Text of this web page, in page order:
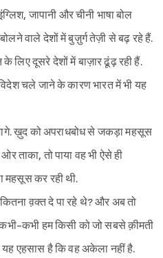
जापानी और चीनी भाषा बोल
वाले देशों में बुज़ुर्ग तेज़ी से बढ़ रहे हैं.
के लिए दूसरे देशों में बाज़ार ढूंढ़ रही हैं.
चले जाने के कारण भारत में भी यह
ख़ुद को अपराधबोध से जकड़ा महसूस
ताका, तो पाया वह भी ऐसे ही
महसूस कर रही थी.
व़क्त दे पा रहे थे? और अब तो
कभी-कभी हम किसी को जो सबसे क़ीमती
एहसास है कि वह अकेला नहीं है.